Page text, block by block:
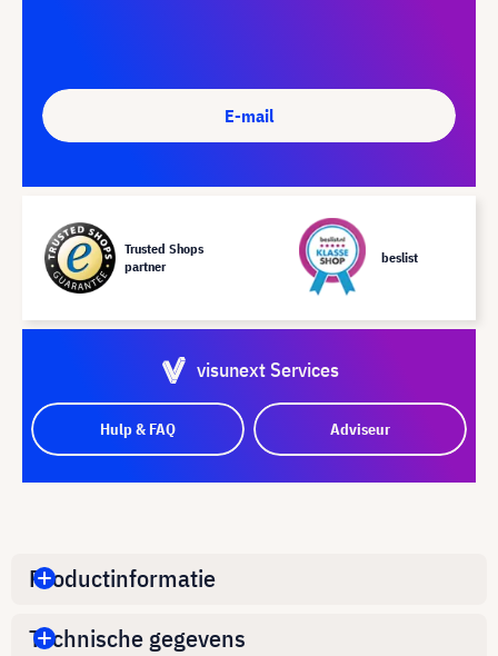
E-mail
Trusted Shops
partner
beslist
visunext Services
Hulp & FAQ Adviseur
Productinformatie
Technische gegevens